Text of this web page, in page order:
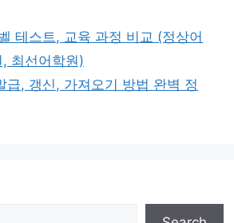
테스트, 교육 과정 비교 (정상어
최선어학원)
급, 갱신, 가져오기 방법 완벽 정